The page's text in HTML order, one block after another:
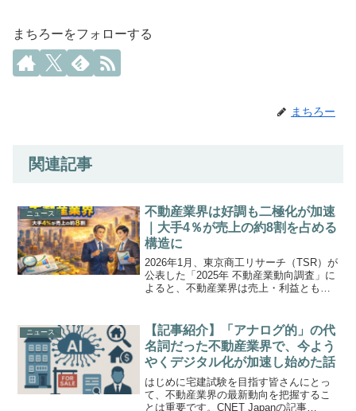
まちろーをフォローする
まちろー
関連記事
ニュース
不動産業界は好調も二極化が加速
｜大手4％が売上の約8割を占める
構造に
2026年1月、東京商工リサーチ（TSR）が
公表した「2025年 不動産業動向調査」に
よると、不動産業界は売上・利益ともに
となり、業界内の二極化が急速に進んで
いるこ...
ニュース
【記事紹介】「アナログ的」の代
名詞だった不動産業界で、今よう
やくデジタル化が加速し始めた話
はじめに宅建試験を目指す皆さんにとっ
て、不動産業界の最新動向を把握するこ
とは重要です。CNET Japanの記事